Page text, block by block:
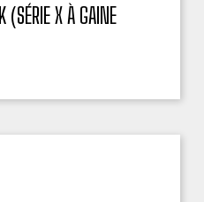
(SÉRIE X À GAINE